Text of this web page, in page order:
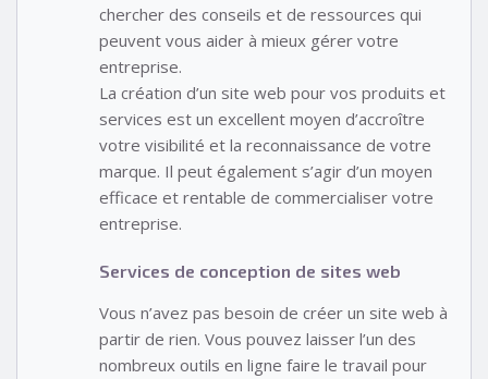
chercher des conseils et de ressources qui
peuvent vous aider à mieux gérer votre
entreprise.
La création d’un site web pour vos produits et
services est un excellent moyen d’accroître
votre visibilité et la reconnaissance de votre
marque. Il peut également s’agir d’un moyen
efficace et rentable de commercialiser votre
entreprise.
Services de conception de sites web
Vous n’avez pas besoin de créer un site web à
partir de rien. Vous pouvez laisser l’un des
nombreux outils en ligne faire le travail pour